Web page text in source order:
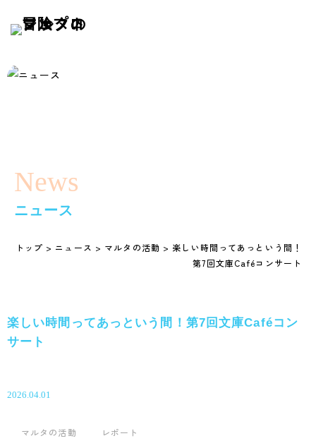
News
ニュース
トップ > ニュース > マルタの活動 > 楽しい時間ってあっという間！
第7回文庫Caféコンサート
楽しい時間ってあっという間！第7回文庫Caféコン
サート
2026.04.01
マルタの活動 レポート